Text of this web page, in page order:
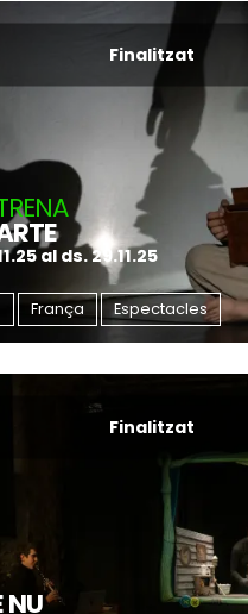
Finalitzat
al ds. 29.11.25
França Espectacles
Finalitzat
NU